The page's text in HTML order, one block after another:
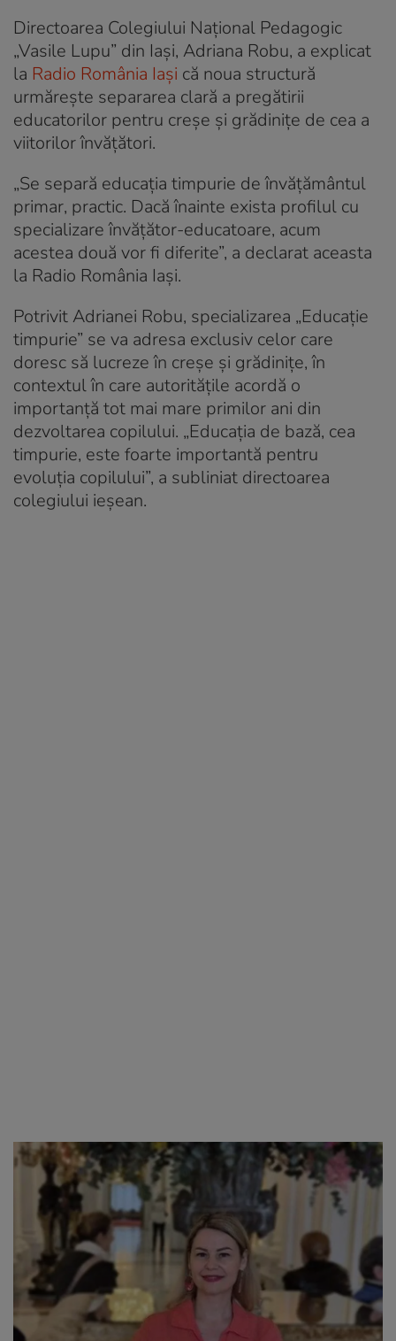
Directoarea Colegiului Național Pedagogic
„Vasile Lupu” din Iași, Adriana Robu, a explicat
la Radio România Iași că noua structură
urmărește separarea clară a pregătirii
educatorilor pentru creșe și grădinițe de cea a
viitorilor învățători.
„Se separă educația timpurie de învățământul
primar, practic. Dacă înainte exista profilul cu
specializare învățător-educatoare, acum
acestea două vor fi diferite”, a declarat aceasta
la Radio România Iași.
Potrivit Adrianei Robu, specializarea „Educație
timpurie” se va adresa exclusiv celor care
doresc să lucreze în creșe și grădinițe, în
contextul în care autoritățile acordă o
importanță tot mai mare primilor ani din
dezvoltarea copilului. „Educația de bază, cea
timpurie, este foarte importantă pentru
evoluția copilului”, a subliniat directoarea
colegiului ieșean.